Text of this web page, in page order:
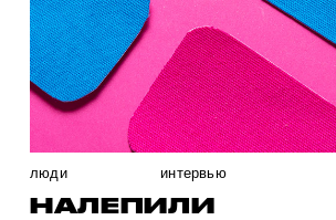
люди интервью
НАЛЕПИЛИ